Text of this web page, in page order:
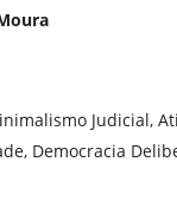
Judicial,
Democracia